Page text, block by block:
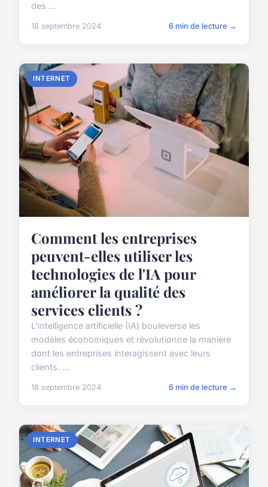
des ...
18 septembre 2024 6 min de lecture →
INTERNET
Comment les entreprises
peuvent-elles utiliser les
technologies de l'IA pour
améliorer la qualité des
services clients ?
L'intelligence artificielle (IA) bouleverse les
modèles économiques et révolutionne la manière
dont les entreprises interagissent avec leurs
clients. ...
18 septembre 2024 6 min de lecture →
INTERNET